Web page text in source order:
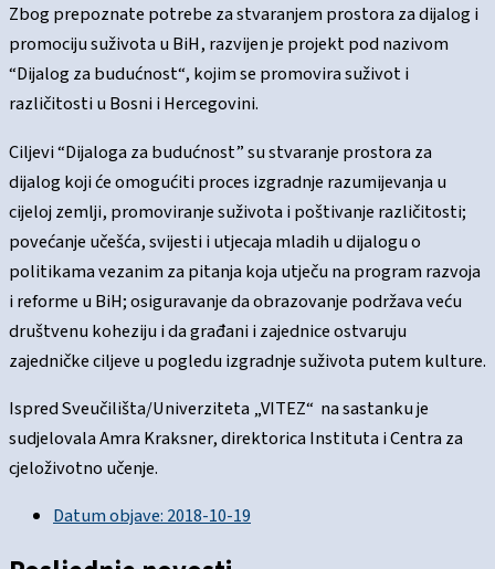
Zbog prepoznate potrebe za stvaranjem prostora za dijalog i
promociju suživota u BiH, razvijen je projekt pod nazivom
“Dijalog za budućnost“, kojim se promovira suživot i
različitosti u Bosni i Hercegovini.
Ciljevi “Dijaloga za budućnost” su stvaranje prostora za
dijalog koji će omogućiti proces izgradnje razumijevanja u
cijeloj zemlji, promoviranje suživota i poštivanje različitosti;
povećanje učešća, svijesti i utjecaja mladih u dijalogu o
politikama vezanim za pitanja koja utječu na program razvoja
i reforme u BiH; osiguravanje da obrazovanje podržava veću
društvenu koheziju i da građani i zajednice ostvaruju
zajedničke ciljeve u pogledu izgradnje suživota putem kulture.
Ispred Sveučilišta/Univerziteta „VITEZ“ na sastanku je
sudjelovala Amra Kraksner, direktorica Instituta i Centra za
cjeloživotno učenje.
Datum objave:2018-10-19